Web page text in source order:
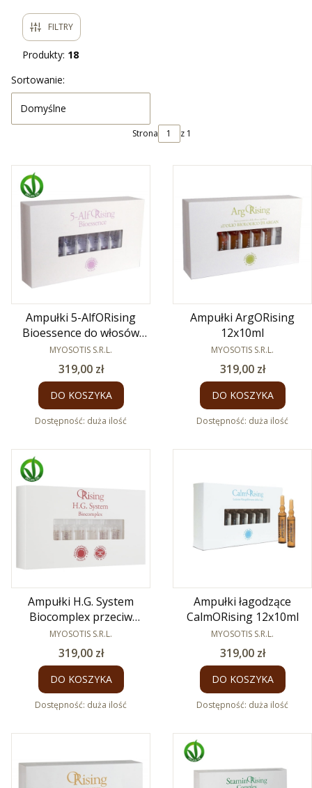
FILTRY
Produkty: 18
Lista produktów
Sortowanie:
Domyślne
Strona z 1
Ampułki 5-AlfORising
Bioessence do włosów
wypadających 12x7 ml
PRODUCENT
MYOSOTIS S.R.L.
Cena
319,00 zł
DO KOSZYKA
Dostępność: duża ilość
Ampułki ArgORising
12x10ml
PRODUCENT
MYOSOTIS S.R.L.
Cena
319,00 zł
DO KOSZYKA
Dostępność: duża ilość
Ampułki H.G. System
Biocomplex przeciw
wypadaniu włosów 12x7ml
PRODUCENT
MYOSOTIS S.R.L.
Cena
319,00 zł
DO KOSZYKA
Dostępność: duża ilość
Ampułki łagodzące
CalmORising 12x10ml
PRODUCENT
MYOSOTIS S.R.L.
Cena
319,00 zł
DO KOSZYKA
Dostępność: duża ilość